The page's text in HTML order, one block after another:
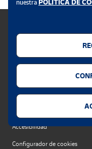
Política de cookies
Privacidad web
Accesibilidad
Configurador de cookies
nuestra POLÍTICA DE